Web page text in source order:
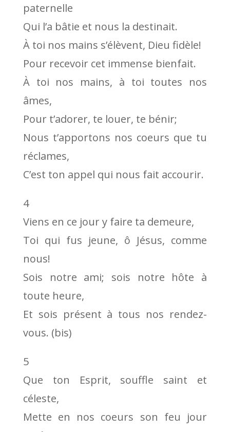
paternelle
Qui l’a bâtie et nous la destinait.
À toi nos mains s’élèvent, Dieu fidèle!
Pour recevoir cet immense bienfait.
À toi nos mains, à toi toutes nos
âmes,
Pour t’adorer, te louer, te bénir;
Nous t’apportons nos coeurs que tu
réclames,
C’est ton appel qui nous fait accourir.
4
Viens en ce jour y faire ta demeure,
Toi qui fus jeune, ô Jésus, comme
nous!
Sois notre ami; sois notre hôte à
toute heure,
Et sois présent à tous nos rendez-
vous. (bis)
5
Que ton Esprit, souffle saint et
céleste,
Mette en nos coeurs son feu jour